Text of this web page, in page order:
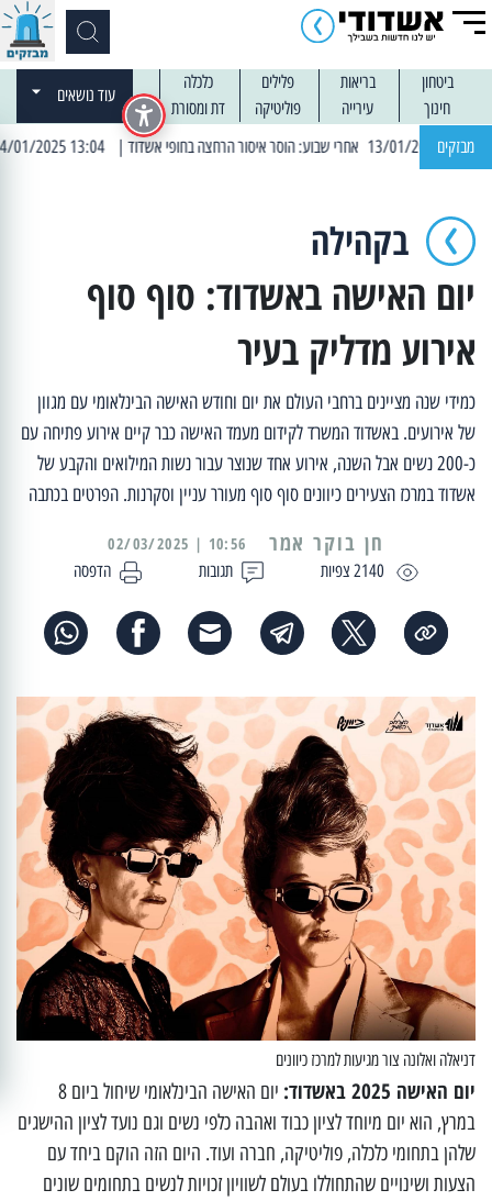
ביטחון בריאות פלילים
כלכלה
חינוך
עירייה פוליטיקה דת ומסורת
עוד נושאים
מבזקים | 13:04 14/01/2025 עובדים בלילות: עבודות קרצוף וריבוד אספלט
בקהילה
יום האישה באשדוד: סוף סוף
אירוע מדליק בעיר
כמידי שנה מציינים ברחבי העולם את יום וחודש האישה הבינלאומי עם מגוון
של אירועים. באשדוד המשרד לקידום מעמד האישה כבר קיים אירוע פתיחה עם
כ-200 נשים אבל השנה, אירוע אחד שנוצר עבור נשות המילואים והקבע של
אשדוד במרכז הצעירים כיוונים סוף סוף מעורר עניין וסקרנות. הפרטים בכתבה
2140 צפיות תגובות הדפסה
10:56 | 02/03/2025
דניאלה ואלונה צור מגיעות למרכז כיוונים
יום האישה 2025 באשדוד:
יום האישה הבינלאומי שיחול ביום 8
במרץ, הוא יום מיוחד לציון כבוד ואהבה כלפי נשים וגם נועד לציון ההישגים
שלהן בתחומי כלכלה, פוליטיקה, חברה ועוד. היום הזה הוקם ביחד עם
הצעות ושינויים שהתחוללו בעולם לשוויון זכויות לנשים בתחומים שונים